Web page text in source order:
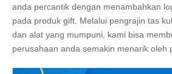
anda percantik dengan menambahkan
pada produk gift. Melalui pengrajin tas
dan alat yang mumpuni, kami bisa
perusahaan anda semakin menarik oleh
Dapatkan souvenir perusahaan promo